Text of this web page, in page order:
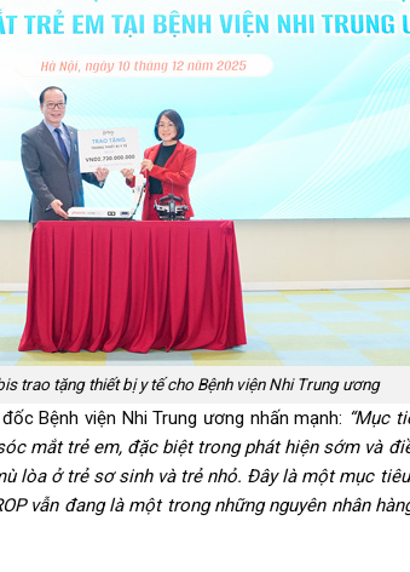
trao tặng thiết bị y tế cho Bệnh viện Nhi Trung ương
Bệnh viện Nhi Trung ương nhấn mạnh: “Mục
mắt trẻ em, đặc biệt trong phát hiện sớm và
lòa ở trẻ sơ sinh và trẻ nhỏ. Đây là một mục
vẫn đang là một trong những nguyên nhân